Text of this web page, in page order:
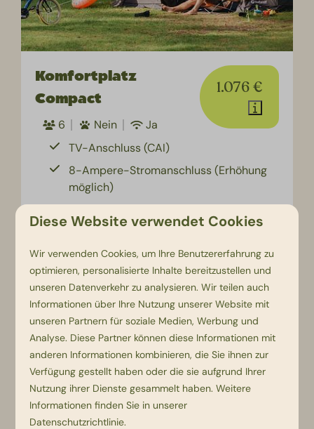
1.076 €
Komfortplatz
Compact
6 Nein
Ja
TV-Anschluss (CAI)
8-Ampere-Stromanschluss (Erhöhung
möglich)
und Duschmöglichkeiten
Einen privaten Wasseranschluss
Ansehen
Buchen
Diese Website verwendet Cookies
Wir verwenden Cookies, um Ihre Benutzererfahrung zu
optimieren, personalisierte Inhalte bereitzustellen und
unseren Datenverkehr zu analysieren. Wir teilen auch
Informationen über Ihre Nutzung unserer Website mit
unseren Partnern für soziale Medien, Werbung und
Analyse. Diese Partner können diese Informationen mit
anderen Informationen kombinieren, die Sie ihnen zur
Verfügung gestellt haben oder die sie aufgrund Ihrer
Nutzung ihrer Dienste gesammelt haben. Weitere
Informationen finden Sie in unserer
Datenschutzrichtlinie.